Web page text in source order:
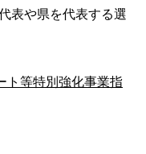
表や県を代表する選
ト等特別強化事業指